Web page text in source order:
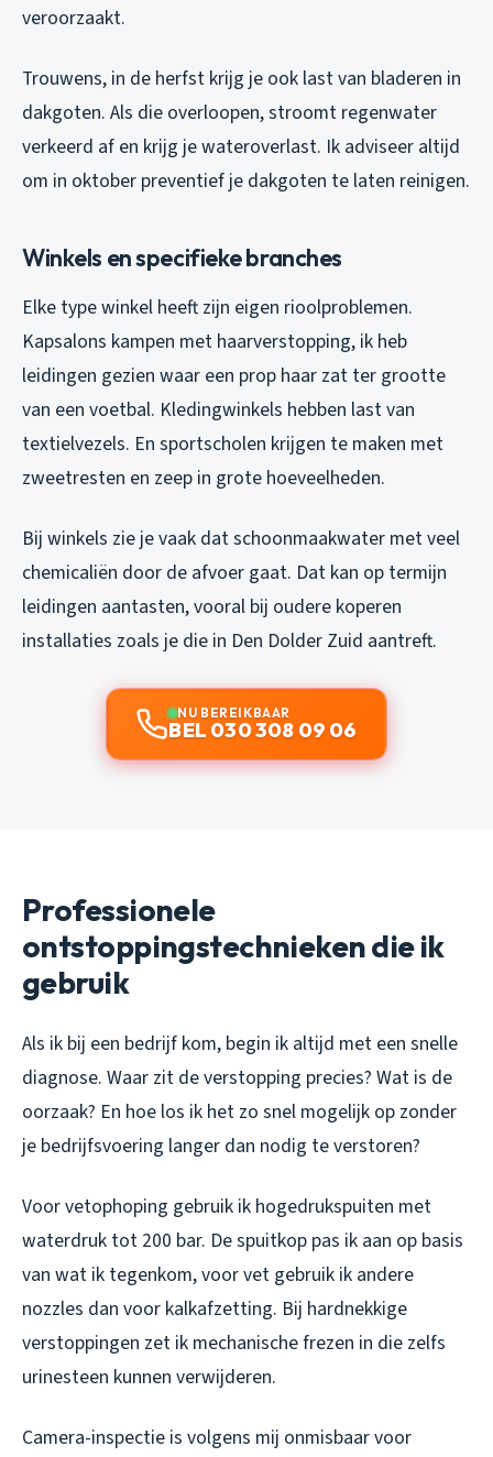
veroorzaakt.
Trouwens, in de herfst krijg je ook last van bladeren in
dakgoten. Als die overloopen, stroomt regenwater
verkeerd af en krijg je wateroverlast. Ik adviseer altijd
om in oktober preventief je dakgoten te laten reinigen.
Winkels en specifieke branches
Elke type winkel heeft zijn eigen rioolproblemen.
Kapsalons kampen met haarverstopping, ik heb
leidingen gezien waar een prop haar zat ter grootte
van een voetbal. Kledingwinkels hebben last van
textielvezels. En sportscholen krijgen te maken met
zweetresten en zeep in grote hoeveelheden.
Bij winkels zie je vaak dat schoonmaakwater met veel
chemicaliën door de afvoer gaat. Dat kan op termijn
leidingen aantasten, vooral bij oudere koperen
installaties zoals je die in Den Dolder Zuid aantreft.
NU BEREIKBAAR
BEL 030 308 09 06
Professionele
ontstoppingstechnieken die ik
gebruik
Als ik bij een bedrijf kom, begin ik altijd met een snelle
diagnose. Waar zit de verstopping precies? Wat is de
oorzaak? En hoe los ik het zo snel mogelijk op zonder
je bedrijfsvoering langer dan nodig te verstoren?
Voor vetophoping gebruik ik hogedrukspuiten met
waterdruk tot 200 bar. De spuitkop pas ik aan op basis
van wat ik tegenkom, voor vet gebruik ik andere
nozzles dan voor kalkafzetting. Bij hardnekkige
verstoppingen zet ik mechanische frezen in die zelfs
urinesteen kunnen verwijderen.
Camera-inspectie is volgens mij onmisbaar voor